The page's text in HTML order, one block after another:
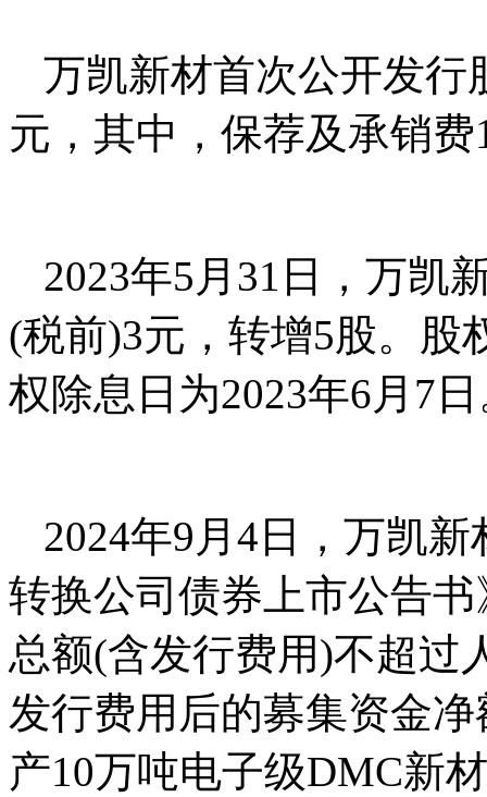
万凯新材首次公开发行
元，其中，保荐及承销费
2023年5月31日，万凯
(税前)3元，转增5股。股
权除息日为2023年6月7
2024年9月4日，万凯
转换公司债券上市公告
总额(含发行费用)不超过
发行费用后的募集资金
产10万吨电子级DMC新